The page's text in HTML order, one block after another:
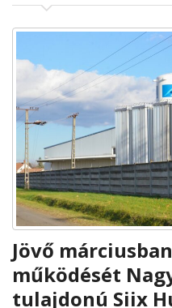
Jövő
működését
tulajdonú Siix